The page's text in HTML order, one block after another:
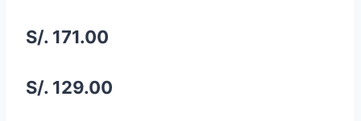
S/. 171.00
S/. 129.00